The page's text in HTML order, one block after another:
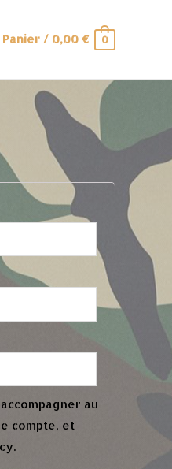
Panier/ 0,00 € 0
au
compte, et
.